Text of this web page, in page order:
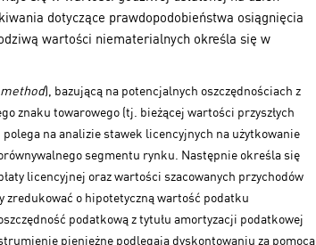
dotyczące prawdopodobieństwa osiągnięcia
wartości niematerialnych określa się w
), bazującą na potencjalnych oszczędnościach z
znaku towarowego (tj. bieżącej wartości przyszłych
na analizie stawek licencyjnych na użytkowanie
segmentu rynku. Następnie określa się
licencyjnej oraz wartości szacowanych przychodów
zredukować o hipotetyczną wartość podatku
podatkową z tytułu amortyzacji podatkowej
pieniężne podlegają dyskontowaniu za pomocą